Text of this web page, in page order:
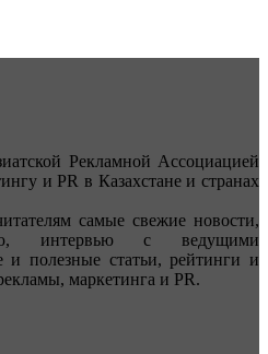
Рекламной Ассоциацией
и PR в Казахстане и странах
самые свежие новости,
интервью с ведущими
и полезные статьи, рейтинги и
маркетинга и PR.